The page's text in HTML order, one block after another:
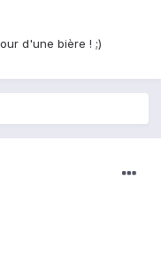
d'une bière ! ;)